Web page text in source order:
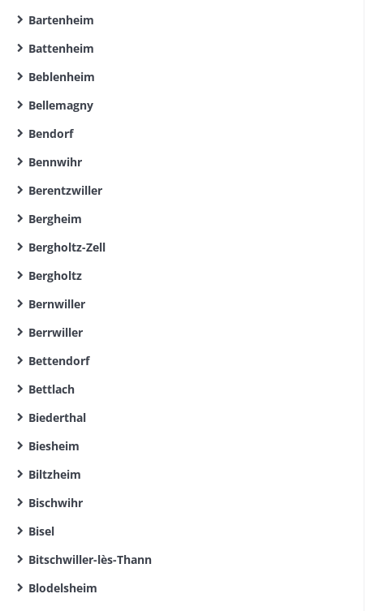
Bartenheim
Battenheim
Beblenheim
Bellemagny
Bendorf
Bennwihr
Berentzwiller
Bergheim
Bergholtz-Zell
Bergholtz
Bernwiller
Berrwiller
Bettendorf
Bettlach
Biederthal
Biesheim
Biltzheim
Bischwihr
Bisel
Bitschwiller-lès-Thann
Blodelsheim